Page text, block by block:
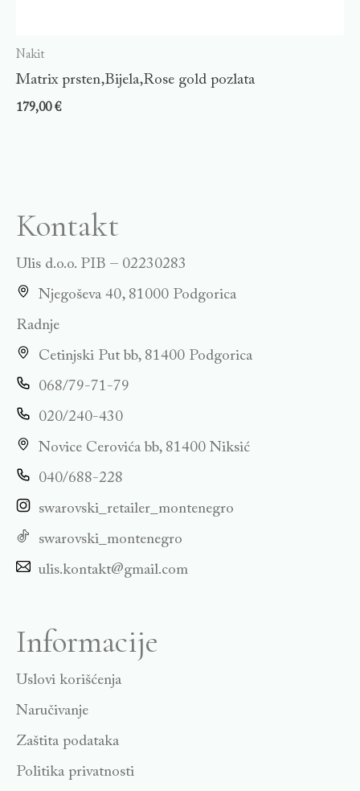
Nakit
Matrix prsten,Bijela,Rose gold pozlata
179,00€
Kontakt
Ulis d.o.o. PIB – 02230283
Njegoševa 40, 81000 Podgorica
Radnje
Cetinjski Put bb, 81400 Podgorica
068/79-71-79
020/240-430
Novice Cerovića bb, 81400 Niksić
040/688-228
swarovski_retailer_montenegro
swarovski_montenegro
ulis.kontakt@gmail.com
Informacije
Uslovi korišćenja
Naručivanje
Zaštita podataka
Politika privatnosti